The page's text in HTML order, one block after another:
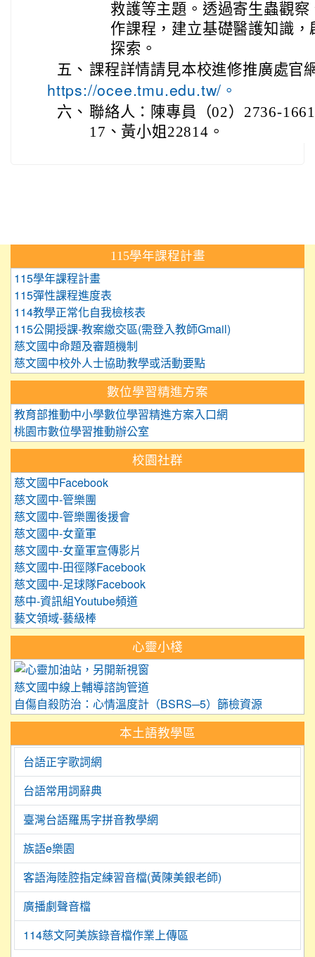
救護等主題。透過寄生蟲觀
作課程，建立基礎醫護知識
探索。
五、 課程詳情請見本校進修推廣處官
https://ocee.tmu.edu.tw/。
六、 聯絡人：陳專員（02）2736-
17、黃小姐22814。
115學年課程計畫
115學年課程計畫
115彈性課程進度表
114教學正常化自我檢核表
115公開授課-教案繳交區(需登入教師Gmail)
慈文國中命題及審題機制
慈文國中校外人士協助教學或活動要點
數位學習精進方案
教育部推動中小學數位學習精進方案入口網
桃園市數位學習推動辦公室
校園社群
慈文國中Facebook
慈文國中-管樂團
慈文國中-管樂團後援會
慈文國中-女童軍
慈文國中-女童軍宣傳影片
慈文國中-田徑隊Facebook
慈文國中-足球隊Facebook
慈中-資訊組Youtube頻道
藝文領域-藝級棒
心靈小棧
慈文國中線上輔導諮詢管道
自傷自殺防治：心情溫度計（BSRS─5）篩檢資源
本土語教學區
台語正字歌詞網
台語常用詞辭典
臺灣台語羅馬字拼音教學網
族語e樂園
客語海陸腔指定練習音檔(黃陳美銀老師)
廣播劇聲音檔
114慈文阿美族錄音檔作業上傳區